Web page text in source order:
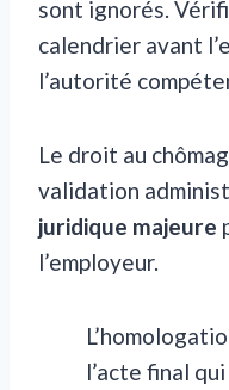
sont ignorés.
calendrier avant
l’autorité
Le droit au
validation
juridique majeure
l’employeur.
l’acte final